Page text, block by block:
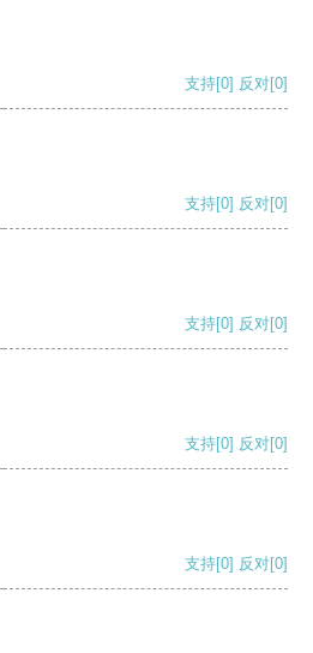
支持[0] 反对[0]
支持[0] 反对[0]
支持[0] 反对[0]
支持[0] 反对[0]
支持[0] 反对[0]